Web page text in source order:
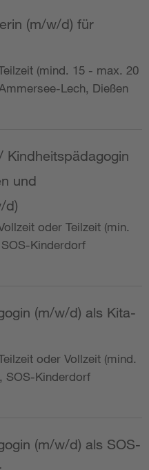
(m/w/d) für
(mind. 15 - max. 20
Lech, Dießen
Kindheitspädagogin
und
d)
oder Teilzeit (min.
Kinderdorf
(m/w/d) als Kita-
oder Vollzeit (mind.
SOS-Kinderdorf
(m/w/d) als SOS-